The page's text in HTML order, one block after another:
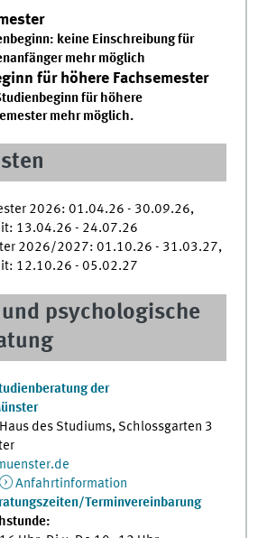
keine Einschreibung für
mehr möglich
für höhere Fachsemester
für höhere
mehr möglich.
2026: 01.04.26 - 30.09.26,
13.04.26 - 24.07.26
2026/2027: 01.10.26 - 31.03.27,
12.10.26 - 05.02.27
psychologische
der
des Studiums, Schlossgarten 3
Anfahrtinformation
Terminvereinbarung